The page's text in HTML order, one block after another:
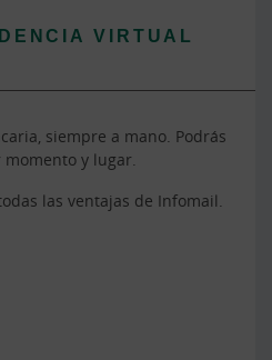
VIRTUAL
siempre a mano. Podrás
y lugar.
las ventajas de Infomail.